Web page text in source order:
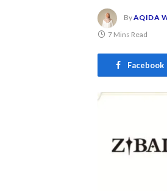
ByAQIDA
7 Mins Read
Facebook